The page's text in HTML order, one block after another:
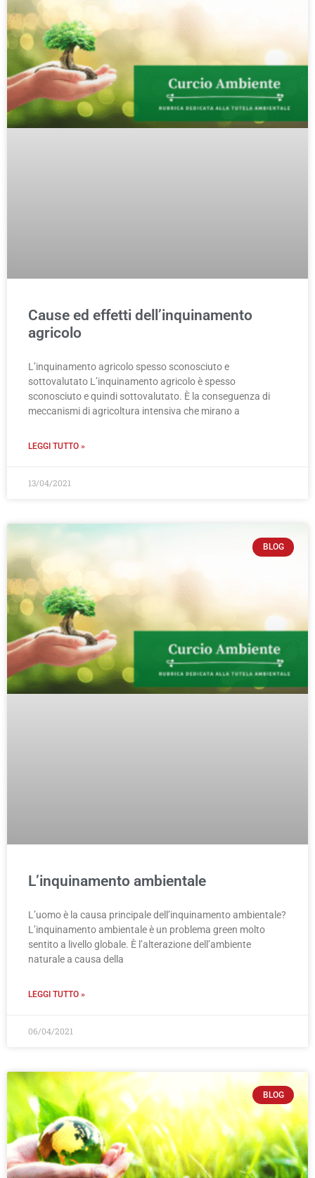
Cause ed effetti dell’inquinamento
agricolo
L’inquinamento agricolo spesso sconosciuto e
sottovalutato L’inquinamento agricolo è spesso
sconosciuto e quindi sottovalutato. È la conseguenza di
meccanismi di agricoltura intensiva che mirano a
LEGGI TUTTO »
13/04/2021
BLOG
L’inquinamento ambientale
L’uomo è la causa principale dell’inquinamento ambientale?
L’inquinamento ambientale è un problema green molto
sentito a livello globale. È l’alterazione dell’ambiente
naturale a causa della
LEGGI TUTTO »
06/04/2021
BLOG